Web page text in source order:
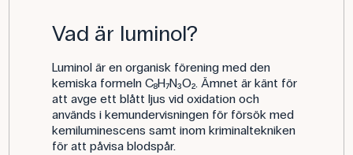
Vad är luminol?
Luminol är en organisk förening med den
kemiska formeln C₈H₇N₃O₂. Ämnet är känt för
att avge ett blått ljus vid oxidation och
används i kemundervisningen för försök med
kemiluminescens samt inom kriminaltekniken
för att påvisa blodspår.